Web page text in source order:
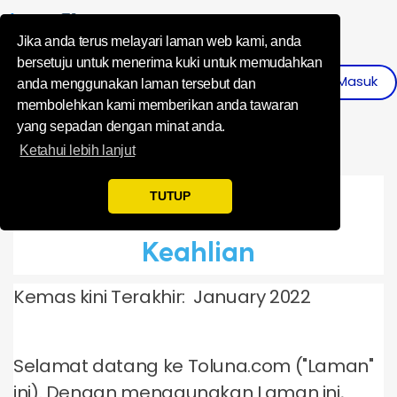
Jika anda terus melayari laman web kami, anda
bersetuju untuk menerima kuki untuk memudahkan
anda menggunakan laman tersebut dan
membolehkan kami memberikan anda tawaran
yang sepadan dengan minat anda.
Ketahui lebih lanjut
TUTUP
Influence Your
Daftar Daftar Masuk
Terma Pengguna dan
Keahlian
Kemas kini Terakhir: January 2022
Selamat datang ke Toluna.com ("Laman"